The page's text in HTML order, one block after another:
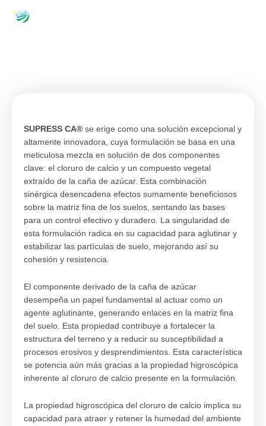
SUPRESS CA® se erige como una solución excepcional y
altamente innovadora, cuya formulación se basa en una
meticulosa mezcla en solución de dos componentes
clave: el cloruro de calcio y un compuesto vegetal
extraído de la caña de azúcar. Esta combinación
sinérgica desencadena efectos sumamente beneficiosos
sobre la matriz fina de los suelos, sentando las bases
para un control efectivo y duradero. La singularidad de
esta formulación radica en su capacidad para aglutinar y
estabilizar las partículas de suelo, mejorando así su
cohesión y resistencia.
El componente derivado de la caña de azúcar
desempeña un papel fundamental al actuar como un
agente aglutinante, generando enlaces en la matriz fina
del suelo. Esta propiedad contribuye a fortalecer la
estructura del terreno y a reducir su susceptibilidad a
procesos erosivos y desprendimientos. Esta característica
se potencia aún más gracias a la propiedad higroscópica
inherente al cloruro de calcio presente en la formulación.
La propiedad higroscópica del cloruro de calcio implica su
capacidad para atraer y retener la humedad del ambiente